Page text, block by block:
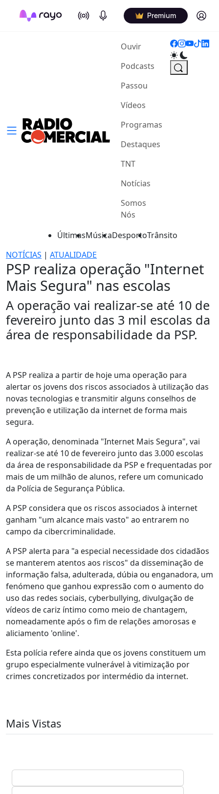
On Air Podcasts Premium Log in
Ouvir(current)
Podcasts
Passou
Vídeos
Programas
Destaques
TNT
Notícias
Somos
Nós
ÚltimasMúsicaDesportoTrânsito
NOTÍCIAS | ATUALIDADE
PSP realiza operação "Internet
Mais Segura" nas escolas
A operação vai realizar-se até 10 de
fevereiro junto das 3 mil escolas da
área de responsabilidade da PSP.
A PSP realiza a partir de hoje uma operação para
alertar os jovens dos riscos associados à utilização das
novas tecnologias e transmitir alguns conselhos de
prevenção e utilização da internet de forma mais
segura.
A operação, denominada "Internet Mais Segura", vai
realizar-se até 10 de fevereiro junto das 3.000 escolas
da área de responsabilidade da PSP e frequentadas por
mais de um milhão de alunos, refere um comunicado
da Polícia de Segurança Pública.
A PSP considera que os riscos associados à internet
ganham "um alcance mais vasto" ao entrarem no
campo da cibercriminalidade.
A PSP alerta para "a especial necessidade dos cidadãos
se manterem atentos aos riscos" da disseminação de
informação falsa, adulterada, dúbia ou enganadora, um
fenómeno que ganhou expressão com o aumento do
uso das redes sociais, cyberbullying, divulgação de
vídeos de cariz íntimo como meio de chantagem,
nomeadamente após o fim de relações amorosas e
aliciamento 'online'.
Esta polícia refere ainda que os jovens constituem um
grupo especialmente vulnerável à vitimização por
crimes concretizados por intermédio da internet.
Mais Vistas